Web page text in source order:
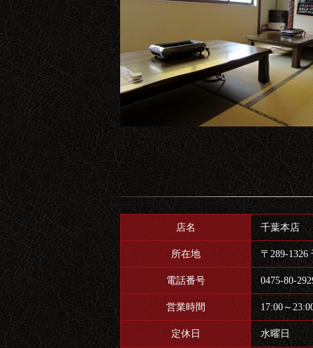
店名 千葉本店
所在地 〒289-1326
電話番号 0475-80-
営業時間 17:00～
定休日 水曜日